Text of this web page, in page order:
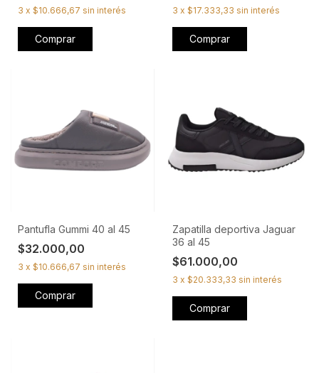
3 x $10.666,67 sin interés
Comprar
3 x $17.333,33 sin interés
Comprar
Pantufla Gummi 40 al 45
$32.000,00
3 x $10.666,67 sin interés
Comprar
Zapatilla deportiva Jaguar
36 al 45
$61.000,00
3 x $20.333,33 sin interés
Comprar